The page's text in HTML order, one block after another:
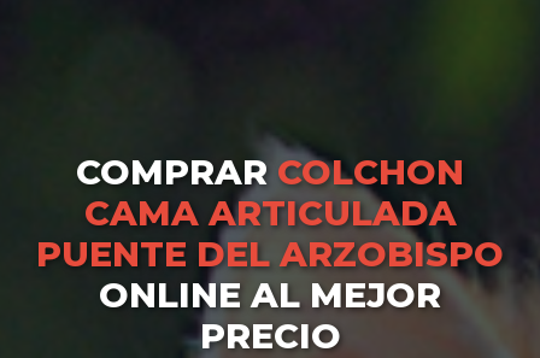
COMPRAR COLCHON
CAMA ARTICULADA
PUENTE DEL ARZOBISPO
ONLINE AL MEJOR
PRECIO